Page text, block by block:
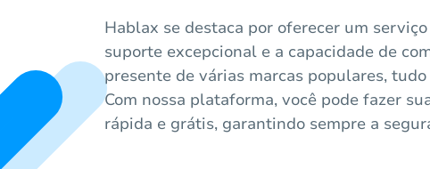
Hablax se destaca por oferecer um
suporte excepcional e a capacidade de
presente de várias marcas populares,
Com nossa plataforma, você pode fazer
rápida e grátis, garantindo sempre a